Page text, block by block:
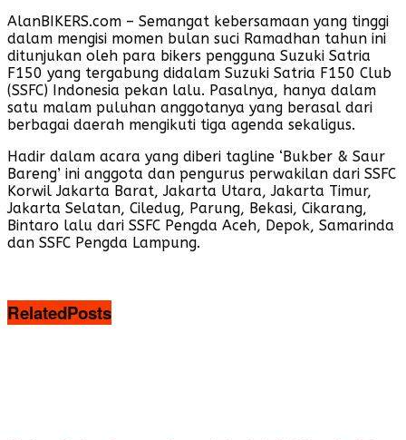
AlanBIKERS.com – Semangat kebersamaan yang tinggi
dalam mengisi momen bulan suci Ramadhan tahun ini
ditunjukan oleh para bikers pengguna Suzuki Satria
F150 yang tergabung didalam Suzuki Satria F150 Club
(SSFC) Indonesia pekan lalu. Pasalnya, hanya dalam
satu malam puluhan anggotanya yang berasal dari
berbagai daerah mengikuti tiga agenda sekaligus.
Hadir dalam acara yang diberi tagline ‘Bukber & Saur
Bareng’ ini anggota dan pengurus perwakilan dari SSFC
Korwil Jakarta Barat, Jakarta Utara, Jakarta Timur,
Jakarta Selatan, Ciledug, Parung, Bekasi, Cikarang,
Bintaro lalu dari SSFC Pengda Aceh, Depok, Samarinda
dan SSFC Pengda Lampung.
RelatedPosts